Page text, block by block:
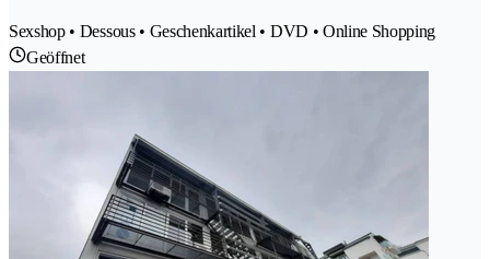
Sexshop • Dessous • Geschenkartikel • DVD • Online Shopping
Geöffnet